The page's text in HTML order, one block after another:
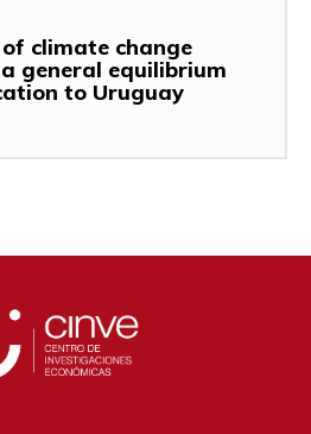
climate change
general equilibrium
to Uruguay